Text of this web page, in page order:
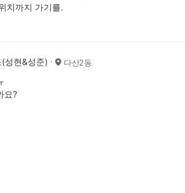
치까지 가기를.
성현&성준) 다산2동
요?